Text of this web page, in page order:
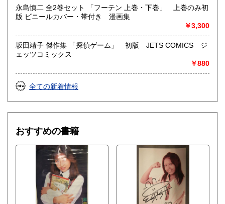
永島慎二 全2巻セット 「フーテン 上巻・下巻」 上巻のみ初
版 ビニールカバー・帯付き 漫画集
￥3,300
坂田靖子 傑作集 「探偵ゲーム」 初版 JETS COMICS ジ
ェッツコミックス
￥880
全ての新着情報
おすすめの書籍